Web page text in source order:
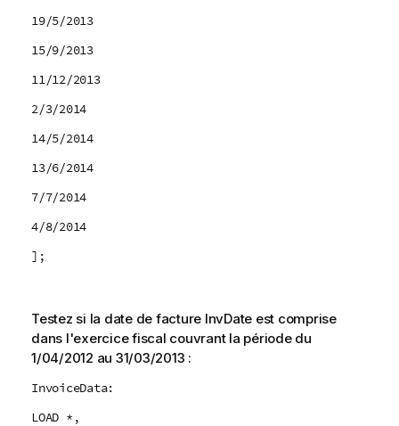
19/5/2013
15/9/2013
11/12/2013
2/3/2014
14/5/2014
13/6/2014
7/7/2014
4/8/2014
];
Testez si la date de facture InvDate est comprise
dans l'exercice fiscal couvrant la période du
1/04/2012 au 31/03/2013 :
InvoiceData:
LOAD *,